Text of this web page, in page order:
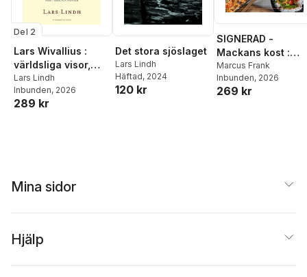
Del 2
Lars Wivallius :
världsliga visor,
visor och dikter ur
rättegångshandling
ar, dikter ur
Lars Lindh
Inbunden, 2026
289 kr
Det stora sjöslaget
Lars Lindh
Häftad, 2024
120 kr
SIGNERAD -
Mackans kost :
Middagar och
matlådor
Marcus Frank
Inbunden, 2026
269 kr
Mina sidor
Hjälp